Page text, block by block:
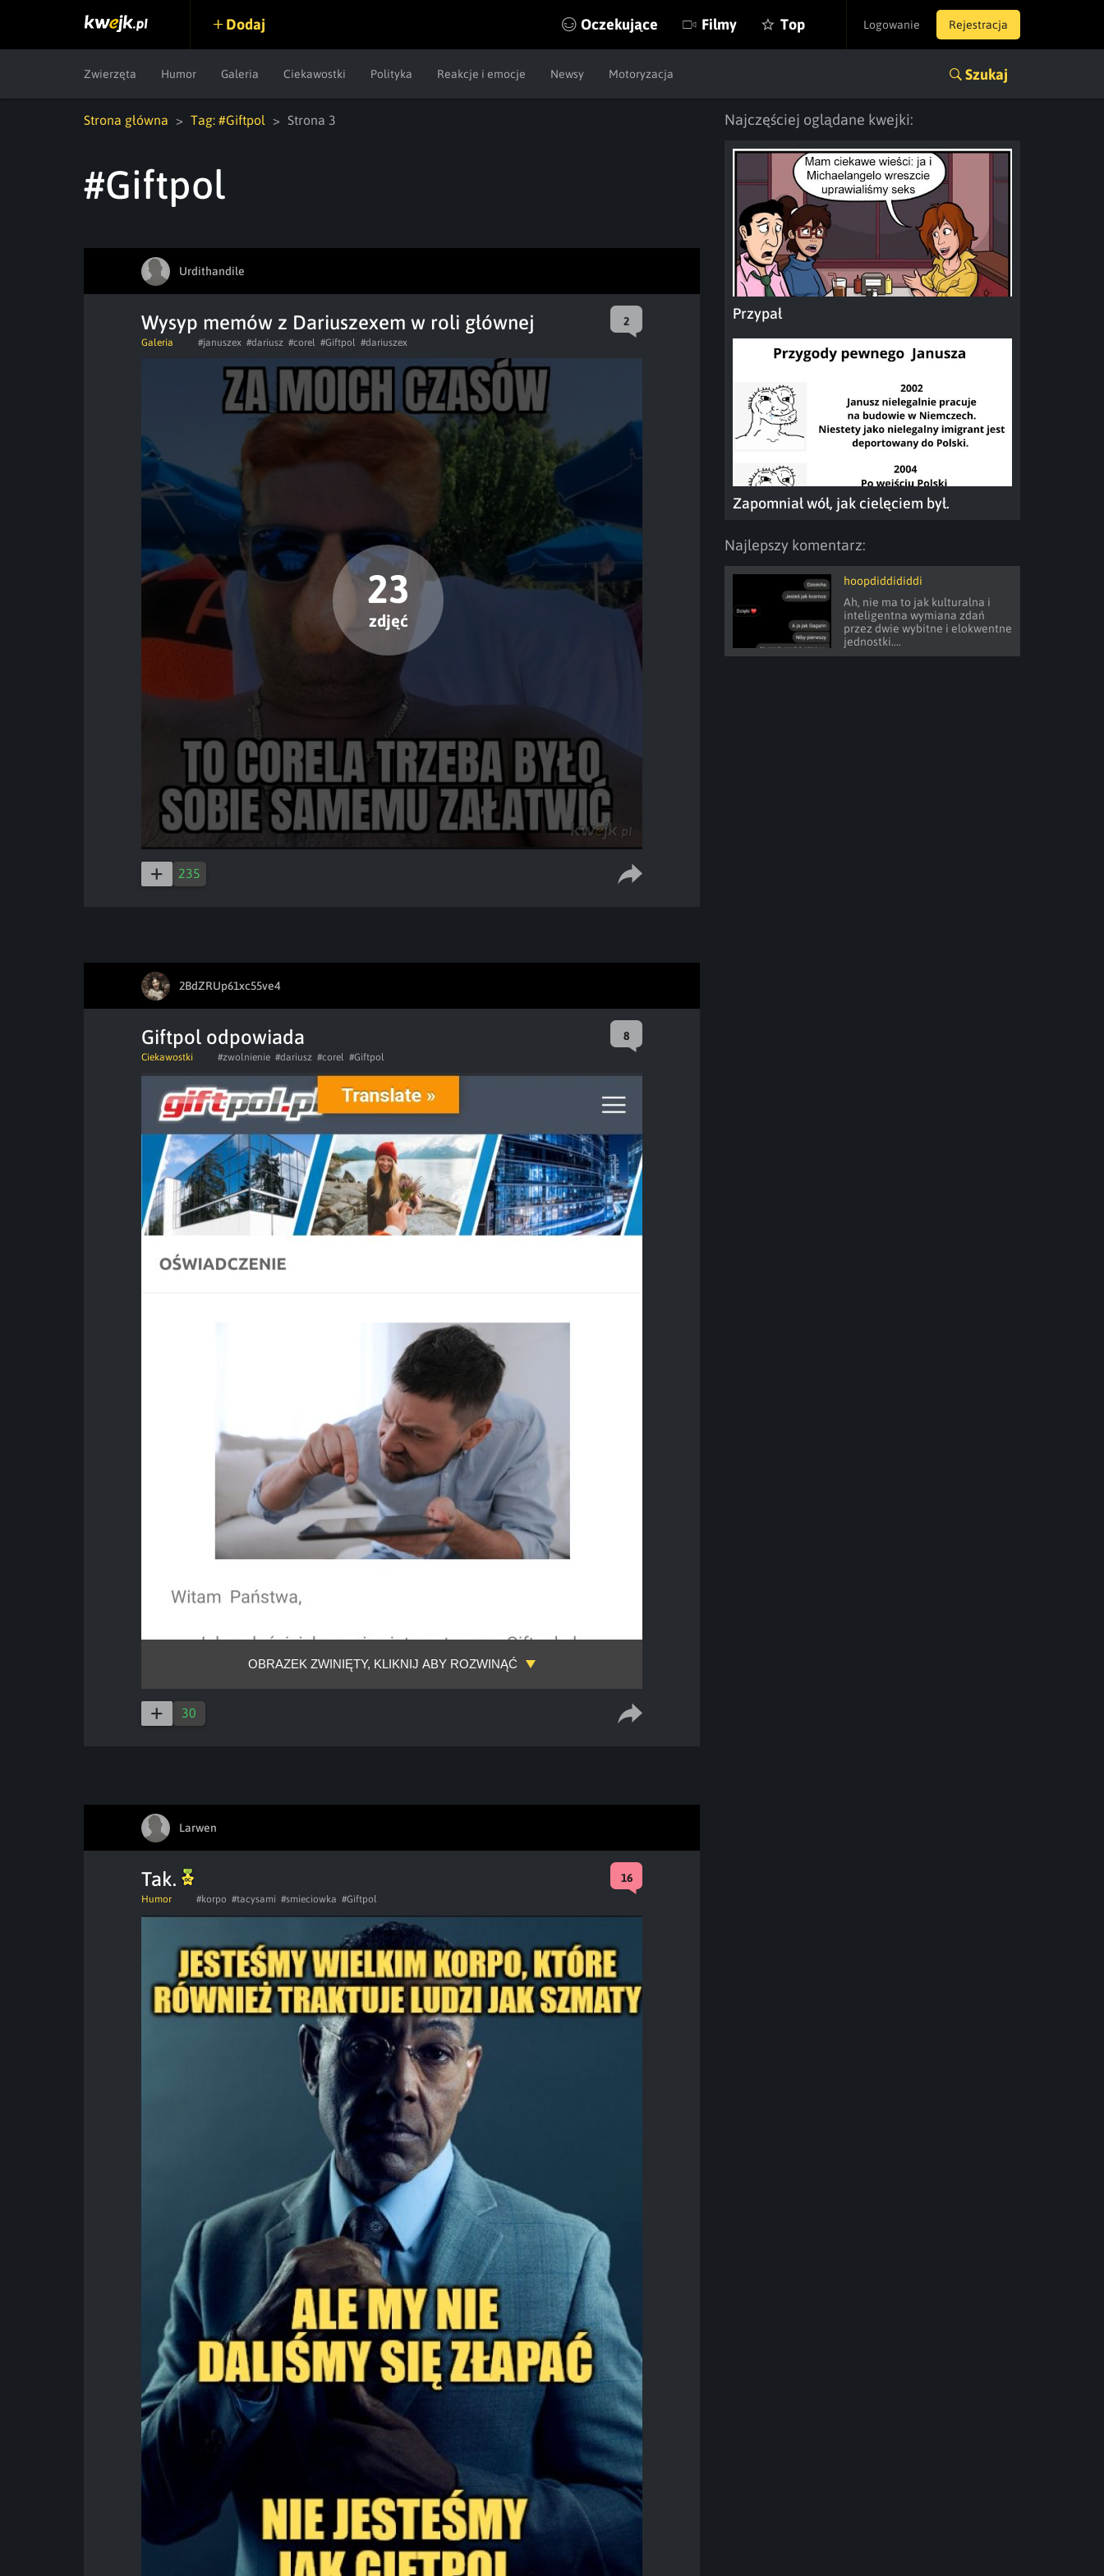
Logowanie Rejestracja
Dodaj Oczekujące Filmy Top
Zwierzęta Humor Galeria Ciekawostki Polityka Reakcje i emocje Newsy Motoryzacja Szukaj
Strona główna Tag: #Giftpol Strona 3
#Giftpol
Urdithandile
Wysyp memów z Dariuszexem w roli głównej 2
Galeria #januszex #dariusz #corel #Giftpol #dariuszex
23
zdjęć
235
2BdZRUp61xc55ve4
Giftpol odpowiada 8
Ciekawostki #zwolnienie #dariusz #corel #Giftpol
OBRAZEK ZWINIĘTY, KLIKNIJ ABY ROZWINĄĆ
30
Larwen
Tak. 16
Humor #korpo #tacysami #smieciowka #Giftpol
Najczęściej oglądane kwejki:
Przypał
Zapomniał wół, jak cielęciem był.
Najlepszy komentarz:
hoopdiddididdi
Ah, nie ma to jak kulturalna i
inteligentna wymiana zdań
przez dwie wybitne i elokwentne
jednostki....